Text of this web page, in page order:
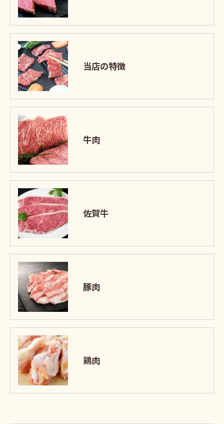
当店の特徴
牛肉
佐賀牛
豚肉
鶏肉